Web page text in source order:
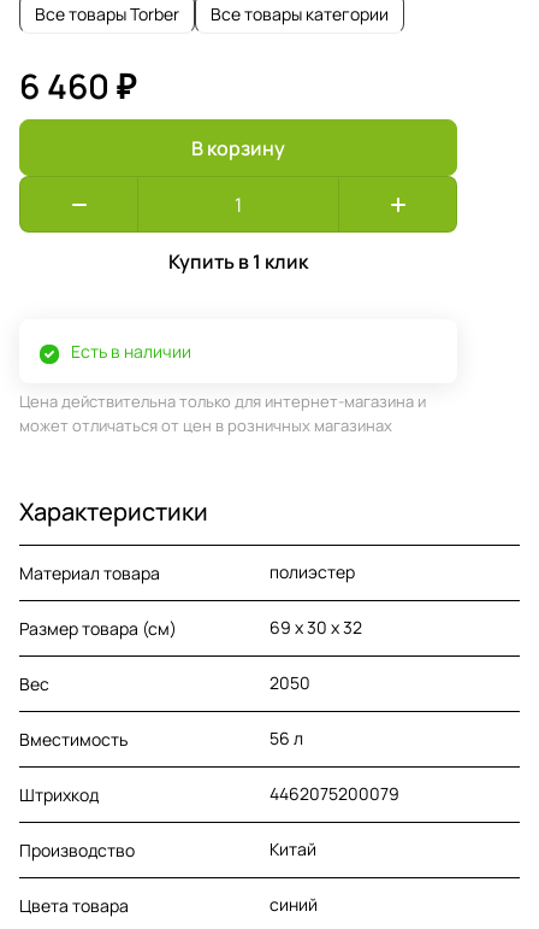
Все товары Torber Все товары категории
6 460 ₽
В корзину
Купить в 1 клик
Есть в наличии
Цена действительна только для интернет-магазина и
может отличаться от цен в розничных магазинах
Характеристики
Материал товара полиэстер
Размер товара (см) 69 х 30 х 32
Вес 2050
Вместимость 56 л
Штрихкод 4462075200079
Производство Китай
Цвета товара синий